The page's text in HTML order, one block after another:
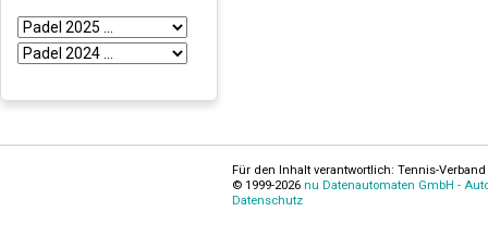
Für den Inhalt verantwortlich: Tennis-
© 1999-2026 nu Datenautomaten GmbH -
Datenschutz